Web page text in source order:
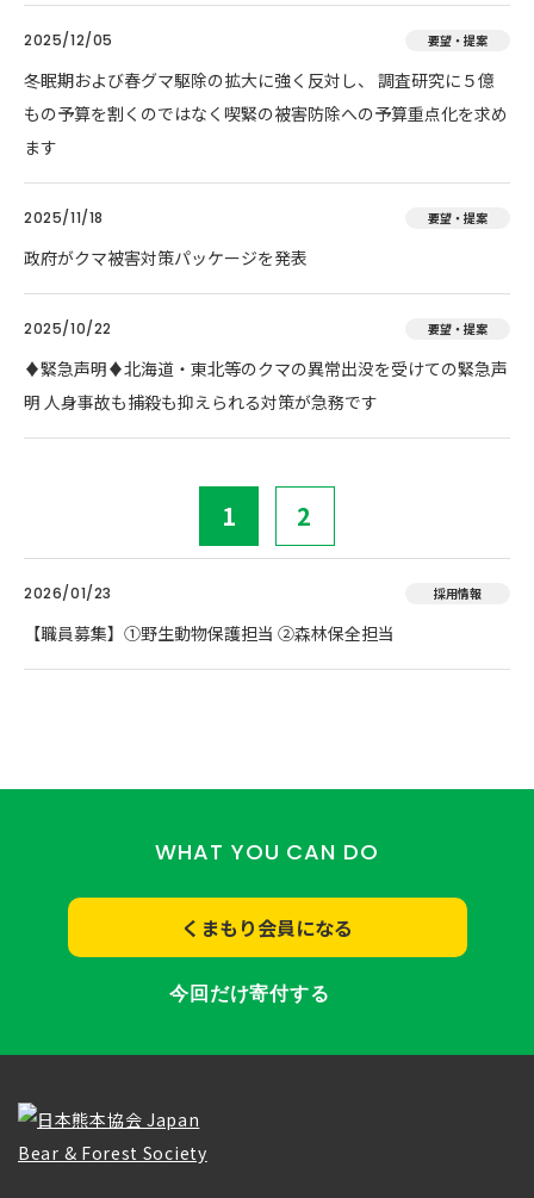
2025/12/05 要望・提案
冬眠期および春グマ駆除の拡大に強く反対し、 調査研究に５億
もの予算を割くのではなく喫緊の被害防除への予算重点化を求め
ます
2025/11/18 要望・提案
政府がクマ被害対策パッケージを発表
2025/10/22 要望・提案
♦️緊急声明♦️北海道・東北等のクマの異常出没を受けての緊急声
明 人身事故も捕殺も抑えられる対策が急務です
1 2
2026/01/23 採用情報
【職員募集】①野生動物保護担当 ②森林保全担当
WHAT YOU CAN DO
くまもり会員になる
今回だけ寄付する